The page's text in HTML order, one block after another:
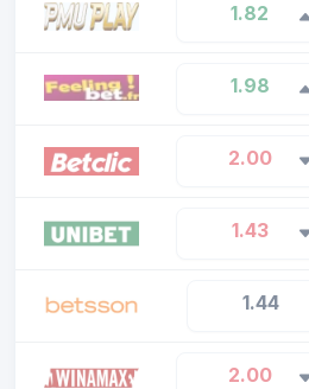
1.82
1.98
2.00
1.43
1.44
2.00